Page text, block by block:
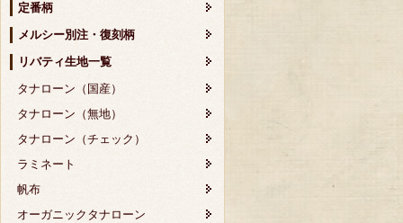
定番柄
メルシー別注・復刻柄
リバティ生地一覧
タナローン（国産）
タナローン（無地）
タナローン（チェック）
ラミネート
帆布
オーガニックタナローン